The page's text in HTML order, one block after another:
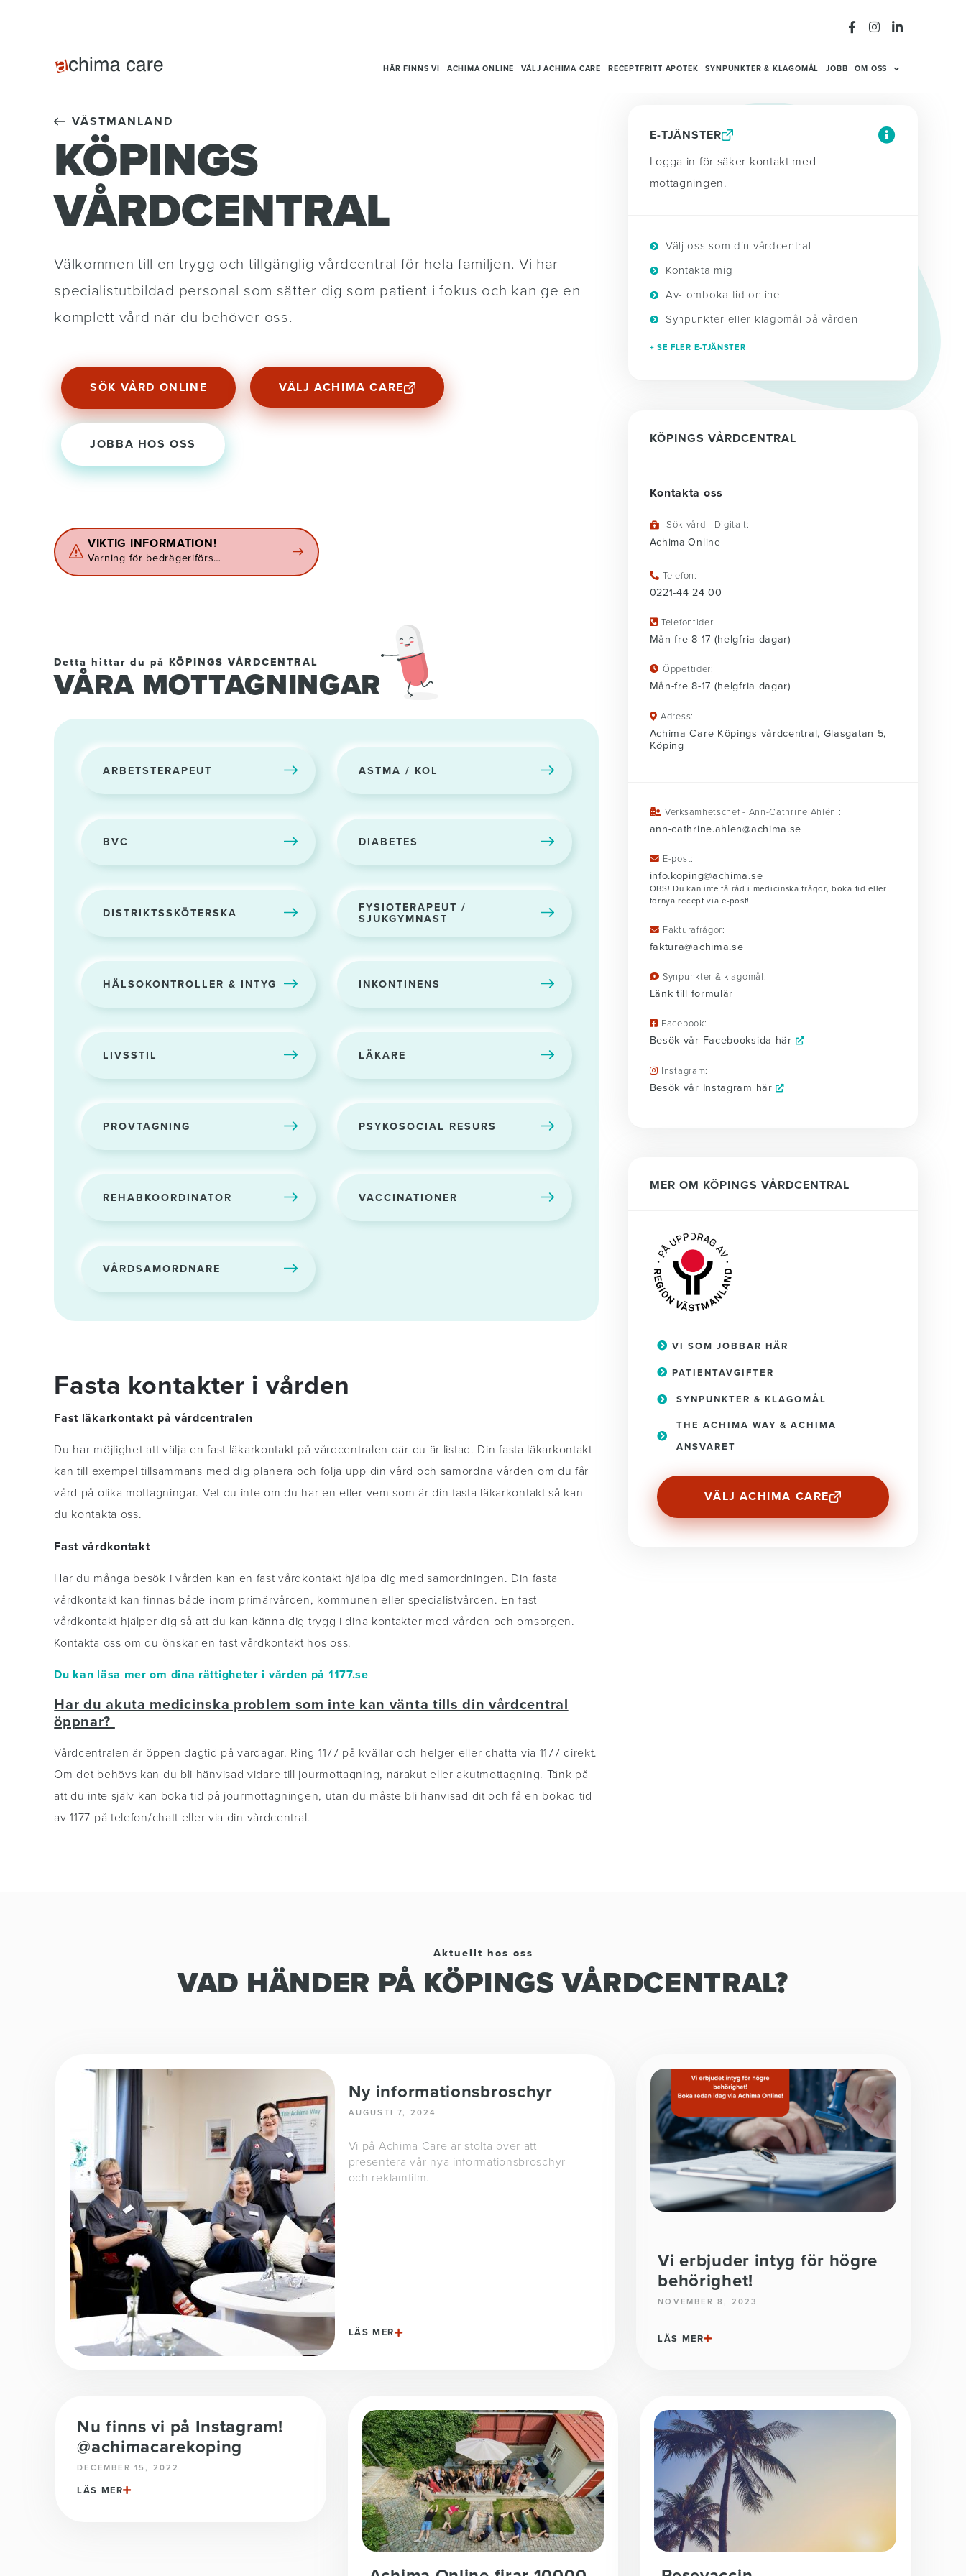
HÄR FINNS VI ACHIMA ONLINE VÄLJ ACHIMA CARE RECEPTFRITT APOTEK SYNPUNKTER & KLAGOMÅL JOBB OM OSS
VÄSTMANLAND
KÖPINGS
VÅRDCENTRAL
Välkommen till en trygg och tillgänglig vårdcentral för hela familjen. Vi har
specialistutbildad personal som sätter dig som patient i fokus och kan ge en
komplett vård när du behöver oss.
SÖK VÅRD ONLINE VÄLJ ACHIMA CARE
JOBBA HOS OSS
VIKTIG INFORMATION!
Varning för bedrägeriförs…
Detta hittar du på KÖPINGS VÅRDCENTRAL
VÅRA MOTTAGNINGAR
ARBETSTERAPEUT ASTMA / KOL
BVC DIABETES
DISTRIKTSSKÖTERSKA
FYSIOTERAPEUT /
SJUKGYMNAST
HÄLSOKONTROLLER & INTYG INKONTINENS
LIVSSTIL LÄKARE
PROVTAGNING PSYKOSOCIAL RESURS
REHABKOORDINATOR VACCINATIONER
VÅRDSAMORDNARE
Fasta kontakter i vården
Fast läkarkontakt på vårdcentralen
Du har möjlighet att välja en fast läkarkontakt på vårdcentralen där du är listad. Din fasta läkarkontakt
kan till exempel tillsammans med dig planera och följa upp din vård och samordna vården om du får
vård på olika mottagningar. Vet du inte om du har en eller vem som är din fasta läkarkontakt så kan
du kontakta oss.
Fast vårdkontakt
Har du många besök i vården kan en fast vårdkontakt hjälpa dig med samordningen. Din fasta
vårdkontakt kan finnas både inom primärvården, kommunen eller specialistvården. En fast
vårdkontakt hjälper dig så att du kan känna dig trygg i dina kontakter med vården och omsorgen.
Kontakta oss om du önskar en fast vårdkontakt hos oss.
Du kan läsa mer om dina rättigheter i vården på 1177.se
Har du akuta medicinska problem som inte kan vänta tills din vårdcentral
öppnar?
Vårdcentralen är öppen dagtid på vardagar. Ring 1177 på kvällar och helger eller chatta via 1177 direkt.
Om det behövs kan du bli hänvisad vidare till jourmottagning, närakut eller akutmottagning. Tänk på
att du inte själv kan boka tid på jourmottagningen, utan du måste bli hänvisad dit och få en bokad tid
av 1177 på telefon/chatt eller via din vårdcentral.
E-TJÄNSTER
Logga in för säker kontakt med
mottagningen.
Välj oss som din vårdcentral
Kontakta mig
Av- omboka tid online
Synpunkter eller klagomål på vården
+ SE FLER E-TJÄNSTER
KÖPINGS VÅRDCENTRAL
Kontakta oss
Sök vård - Digitalt:
Achima Online
Telefon:
0221-44 24 00
Telefontider:
Mån-fre 8-17 (helgfria dagar)
Öppettider:
Mån-fre 8-17 (helgfria dagar)
Adress:
Achima Care Köpings vårdcentral, Glasgatan 5,
Köping
Verksamhetschef - Ann-Cathrine Ahlén :
ann-cathrine.ahlen@achima.se
E-post:
info.koping@achima.se
OBS! Du kan inte få råd i medicinska frågor, boka tid eller
förnya recept via e-post!
Fakturafrågor:
faktura@achima.se
Synpunkter & klagomål:
Länk till formulär
Facebook:
Besök vår Facebooksida här
Instagram:
Besök vår Instagram här
MER OM KÖPINGS VÅRDCENTRAL
VI SOM JOBBAR HÄR
PATIENTAVGIFTER
SYNPUNKTER & KLAGOMÅL
THE ACHIMA WAY & ACHIMA
ANSVARET
VÄLJ ACHIMA CARE
Aktuellt hos oss
VAD HÄNDER PÅ KÖPINGS VÅRDCENTRAL?
Ny informationsbroschyr
AUGUSTI 7, 2024
Vi på Achima Care är stolta över att
presentera vår nya informationsbroschyr
och reklamfilm.
LÄS MER
Vi erbjuder intyg för högre
behörighet!
NOVEMBER 8, 2023
LÄS MER
Nu finns vi på Instagram!
@achimacarekoping
DECEMBER 15, 2022
LÄS MER